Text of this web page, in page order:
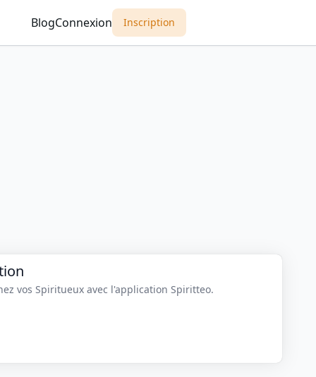
BlogConnexion Inscription
vos Spiritueux avec l'application Spiritteo.